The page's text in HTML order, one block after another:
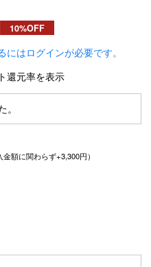
10%OFF
はログインが必要です。
還元率を表示
金額に関わらず+3,300円）